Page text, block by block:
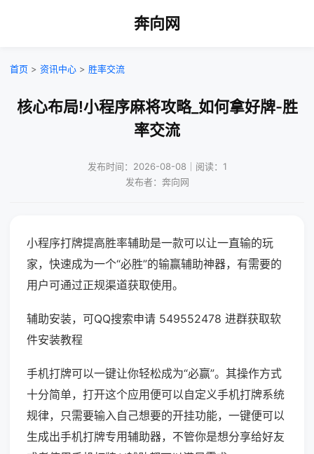
奔向网
首页 > 资讯中心 > 胜率交流
核心布局!小程序麻将攻略_如何拿好牌-胜
率交流
发布时间：2026-08-08｜阅读：1
发布者：奔向网
小程序打牌提高胜率辅助是一款可以让一直输的玩
家，快速成为一个“必胜”的输赢辅助神器，有需要的
用户可通过正规渠道获取使用。
辅助安装，可QQ搜索申请 549552478 进群获取软
件安装教程
手机打牌可以一键让你轻松成为“必赢”。其操作方式
十分简单，打开这个应用便可以自定义手机打牌系统
规律，只需要输入自己想要的开挂功能，一键便可以
生成出手机打牌专用辅助器，不管你是想分享给好友